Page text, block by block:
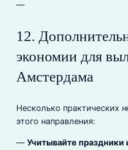
—
12.
экономии для
Амстердама
Несколько практических
этого направления:
— Учитывайте праздники